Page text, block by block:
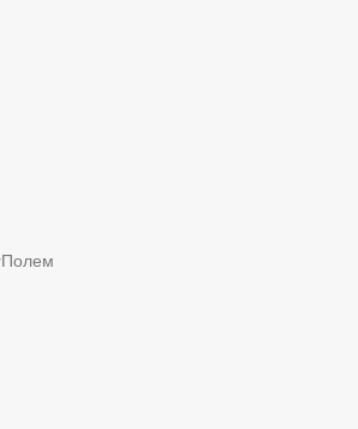
Полем